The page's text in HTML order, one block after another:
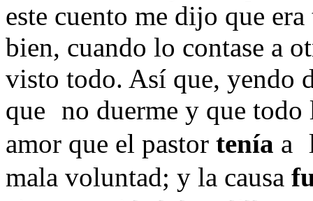
este cuento me dijo que
bien, cuando lo contase a
visto todo. Así que, yendo
que no duerme y que todo
amor que el pastor tenía a
mala voluntad; y la causa